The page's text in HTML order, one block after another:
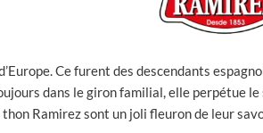
Ce furent des descendants
dans le giron familial, elle perpétue
Ramirez sont un joli fleuron de leur